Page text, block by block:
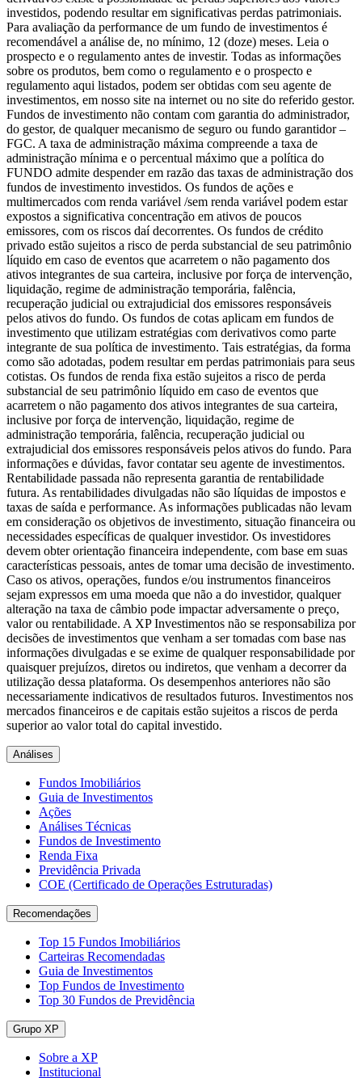
investidos, podendo resultar em significativas perdas patrimoniais.
Para avaliação da performance de um fundo de investimentos é
recomendável a análise de, no mínimo, 12 (doze) meses. Leia o
prospecto e o regulamento antes de investir. Todas as informações
sobre os produtos, bem como o regulamento e o prospecto e
regulamento aqui listados, podem ser obtidas com seu agente de
investimentos, em nosso site na internet ou no site do referido gestor.
Fundos de investimento não contam com garantia do administrador,
do gestor, de qualquer mecanismo de seguro ou fundo garantidor –
FGC. A taxa de administração máxima compreende a taxa de
administração mínima e o percentual máximo que a política do
FUNDO admite despender em razão das taxas de administração dos
fundos de investimento investidos. Os fundos de ações e
multimercados com renda variável /sem renda variável podem estar
expostos a significativa concentração em ativos de poucos
emissores, com os riscos daí decorrentes. Os fundos de crédito
privado estão sujeitos a risco de perda substancial de seu patrimônio
líquido em caso de eventos que acarretem o não pagamento dos
ativos integrantes de sua carteira, inclusive por força de intervenção,
liquidação, regime de administração temporária, falência,
recuperação judicial ou extrajudicial dos emissores responsáveis
pelos ativos do fundo. Os fundos de cotas aplicam em fundos de
investimento que utilizam estratégias com derivativos como parte
integrante de sua política de investimento. Tais estratégias, da forma
como são adotadas, podem resultar em perdas patrimoniais para seus
cotistas. Os fundos de renda fixa estão sujeitos a risco de perda
substancial de seu patrimônio líquido em caso de eventos que
acarretem o não pagamento dos ativos integrantes de sua carteira,
inclusive por força de intervenção, liquidação, regime de
administração temporária, falência, recuperação judicial ou
extrajudicial dos emissores responsáveis pelos ativos do fundo. Para
informações e dúvidas, favor contatar seu agente de investimentos.
Rentabilidade passada não representa garantia de rentabilidade
futura. As rentabilidades divulgadas não são líquidas de impostos e
taxas de saída e performance. As informações publicadas não levam
em consideração os objetivos de investimento, situação financeira ou
necessidades específicas de qualquer investidor. Os investidores
devem obter orientação financeira independente, com base em suas
características pessoais, antes de tomar uma decisão de investimento.
Caso os ativos, operações, fundos e/ou instrumentos financeiros
sejam expressos em uma moeda que não a do investidor, qualquer
alteração na taxa de câmbio pode impactar adversamente o preço,
valor ou rentabilidade. A XP Investimentos não se responsabiliza por
decisões de investimentos que venham a ser tomadas com base nas
informações divulgadas e se exime de qualquer responsabilidade por
quaisquer prejuízos, diretos ou indiretos, que venham a decorrer da
utilização dessa plataforma. Os desempenhos anteriores não são
necessariamente indicativos de resultados futuros. Investimentos nos
mercados financeiros e de capitais estão sujeitos a riscos de perda
superior ao valor total do capital investido.
Análises
Fundos Imobiliários
Guia de Investimentos
Ações
Análises Técnicas
Fundos de Investimento
Renda Fixa
Previdência Privada
COE (Certificado de Operações Estruturadas)
Recomendações
Top 15 Fundos Imobiliários
Carteiras Recomendadas
Guia de Investimentos
Top Fundos de Investimento
Top 30 Fundos de Previdência
Grupo XP
Sobre a XP
Institucional